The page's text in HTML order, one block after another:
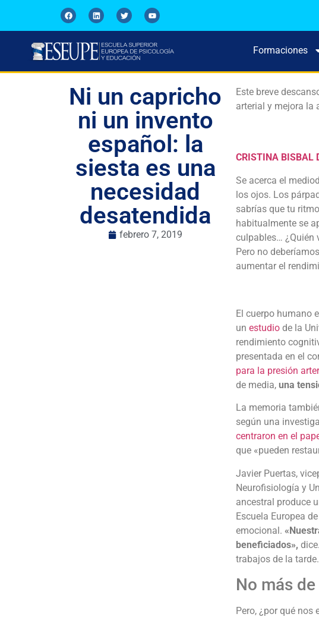
Formaciones
Ni un capricho
ni un invento
español: la
siesta es una
necesidad
desatendida
febrero 7, 2019
Este breve
arterial y mejora la
CRISTINA BISBAL
Se acerca el
los ojos. Los
sabrías que tu
habitualmente se
culpables… ¿Quién
Pero no
aumentar el
El cuerpo humano
un estudio de la
rendimiento
presentada en el
para la presión
de media, una
La memoria
según una
centraron en el
que «pueden
Javier Puertas,
Neurofisiología y
ancestral produce
Escuela Europea
emocional.
beneficiados»,
trabajos de la
No más
Pero, ¿por qué nos